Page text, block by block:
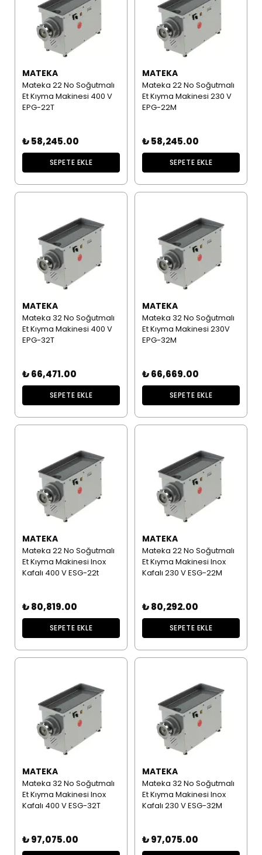
MATEKA
Mateka 22 No Soğutmalı
Et Kıyma Makinesi 400 V
EPG-22T
₺ 58,245.00
SEPETE EKLE
MATEKA
Mateka 22 No Soğutmalı
Et Kıyma Makinesi 230 V
EPG-22M
₺ 58,245.00
SEPETE EKLE
MATEKA
Mateka 32 No Soğutmalı
Et Kıyma Makinesi 400 V
EPG-32T
₺ 66,471.00
SEPETE EKLE
MATEKA
Mateka 32 No Soğutmalı
Et Kıyma Makinesi 230V
EPG-32M
₺ 66,669.00
SEPETE EKLE
MATEKA
Mateka 22 No Soğutmalı
Et Kıyma Makinesi Inox
Kafalı 400 V ESG-22t
₺ 80,819.00
SEPETE EKLE
MATEKA
Mateka 22 No Soğutmalı
Et Kıyma Makinesi Inox
Kafalı 230 V ESG-22M
₺ 80,292.00
SEPETE EKLE
MATEKA
Mateka 32 No Soğutmalı
Et Kıyma Makinesi Inox
Kafalı 400 V ESG-32T
₺ 97,075.00
MATEKA
Mateka 32 No Soğutmalı
Et Kıyma Makinesi Inox
Kafalı 230 V ESG-32M
₺ 97,075.00